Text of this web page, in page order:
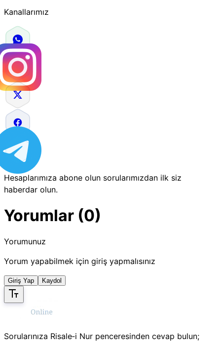
Kanallarımız
Hesaplarımıza abone olun sorularımızdan ilk siz
haberdar olun.
Yorumlar (0)
Yorumunuz
Yorum yapabilmek için giriş yapmalısınız
Giriş Yap Kaydol
Sorularınıza Risale‑i Nur penceresinden cevap bulun;